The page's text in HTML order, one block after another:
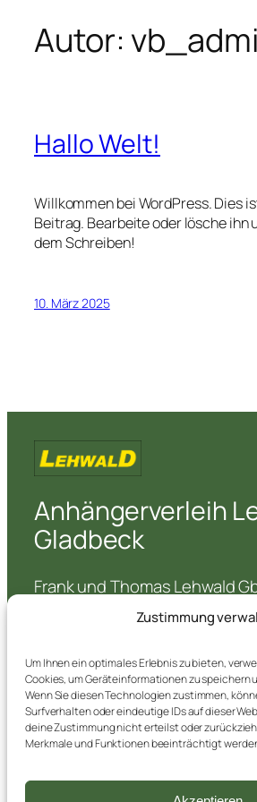
Zustimmung
Um Ihnen ein optimales Erlebnis zu bieten,
Cookies, um Geräteinformationen zu speichern
Wenn Sie diesen Technologien zustimmen,
Surfverhalten oder eindeutige IDs auf dieser
deine Zustimmung nicht erteilst oder
Merkmale und Funktionen beeinträchtigt
Autor:
Hallo Welt!
Willkommen bei WordPress. Dies
Beitrag. Bearbeite oder lösche ihn
dem Schreiben!
10. März 2025
Anhängerverleih
Gladbeck
Frank und Thomas Lehwald
Feldhauser Str. 27
45964 Gladbeck
Telefon:02043 / 92 92 00
Telefax: 02043 / 92 88 22
E-Mail:
Verleih